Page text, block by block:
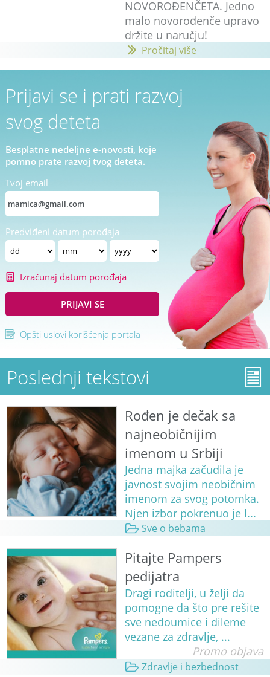
NOVOROĐENČETA. Jedno
malo novorođenče upravo
držite u naručju!
Pročitaj više
Prijavi se i prati razvoj
svog deteta
Besplatne nedeljne e-novosti, koje
pomno prate razvoj tvog deteta.
Tvoj email
Predviđeni datum porođaja
Izračunaj datum porođaja
PRIJAVI SE
Opšti uslovi korišćenja portala
Poslednji tekstovi
Rođen je dečak sa
najneobičnijim
imenom u Srbiji
Jedna majka začudila je
javnost svojim neobičnim
imenom za svog potomka.
Njen izbor pokrenuo je l...
Sve o bebama
Pitajte Pampers
pedijatra
Dragi roditelji, u želji da
pomogne da što pre rešite
sve nedoumice i dileme
vezane za zdravlje, ...
Promo objava
Zdravlje i bezbednost